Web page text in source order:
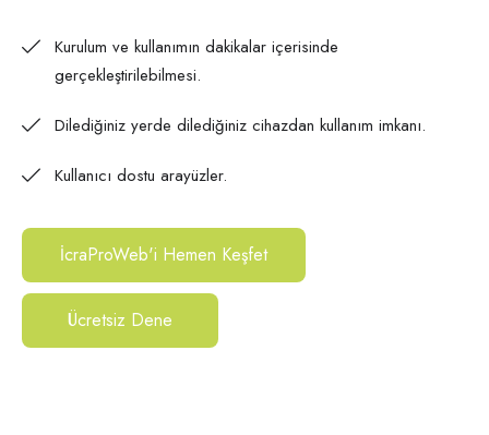
Kurulum ve kullanımın dakikalar içerisinde
gerçekleştirilebilmesi.
Dilediğiniz yerde dilediğiniz cihazdan kullanım imkanı.
Kullanıcı dostu arayüzler.
İcraProWeb'i Hemen Keşfet
Ücretsiz Dene